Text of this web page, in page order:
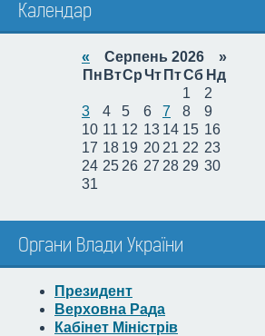
Календар
« Серпень 2026 »
Пн ВтСрЧт ПтСб Нд
1
2
3
4 5 6 7 8
9
10 11 12 13 14 15 16
17 18 19 20 21 22 23
24 25 26 27 28 29 30
31
Органи Влади України
Президент
Верховна Рада
Кабінет Міністрів